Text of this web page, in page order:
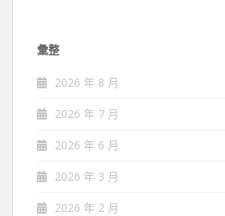
彙整
2026 年 8 月
2026 年 7 月
2026 年 6 月
2026 年 3 月
2026 年 2 月